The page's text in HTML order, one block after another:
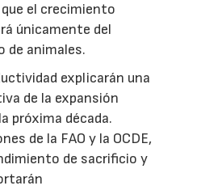
el crecimiento
únicamente del
de animales.
explicarán una
de la expansión
próxima década.
de la FAO y la OCDE,
de sacrificio y